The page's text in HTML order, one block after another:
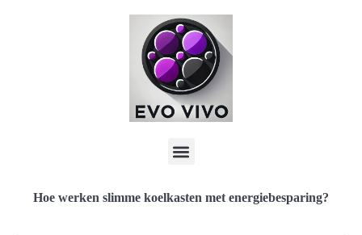
Hoe werken slimme koelkasten met energiebesparing?